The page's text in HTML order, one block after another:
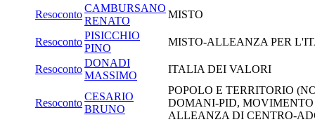
Resoconto
CAMBURSANO
RENATO
MISTO
Resoconto
PISICCHIO
PINO
MISTO-ALLEANZA PER
Resoconto
DONADI
MASSIMO
ITALIA DEI VALORI
Resoconto
CESARIO
BRUNO
POPOLO E TERRITORIO
DOMANI-PID,
ALLEANZA DI CENTRO-